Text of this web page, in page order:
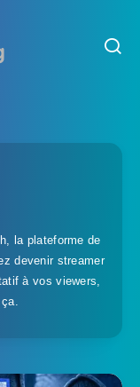
la plateforme de
devenir streamer
à vos viewers,